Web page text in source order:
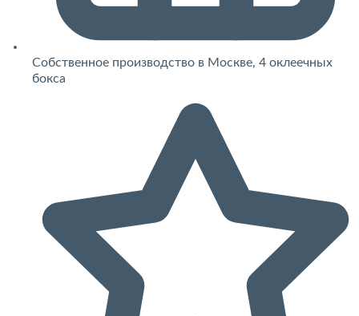
Собственное производство в Москве, 4 оклеечных
бокса